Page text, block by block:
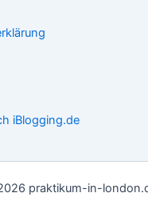
iBlogging.de
praktikum-in-